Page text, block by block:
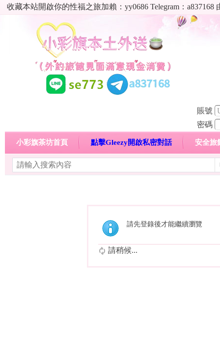
收藏本站開啟你的性福之旅加賴：yy0686 Telegram：
賬號
密碼
小彩旗茶坊首頁 點擊Gleezy開啟私密對話 安全旅
請先登錄後才能繼續瀏覽
請稍候...